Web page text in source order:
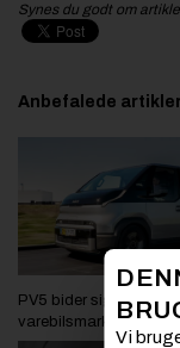
Synes du godt om
Anbefalede
PV5 bider sig fast på
varebilsmarkedet
Vi